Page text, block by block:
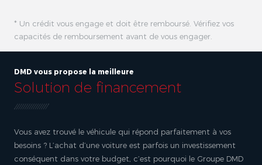
DMD vous propose la meilleure
Solution de financement
Vous avez trouvé le véhicule qui répond parfaitement à vos
besoins ? L’achat d’une voiture est parfois un investissement
conséquent dans votre budget, c’est pourquoi le Groupe DMD
* Un crédit vous engage et doit être remboursé. Vérifiez vos
capacités de remboursement avant de vous engager.